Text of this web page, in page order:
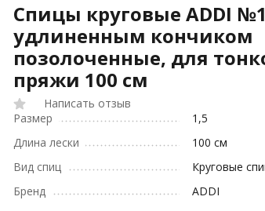
Спицы круговые ADDI
удлиненным кончиком
позолоченные, для
пряжи 100 см
Написать отзыв
Размер
1,5
Длина лески
100 см
Вид спиц
Круговые
Бренд
ADDI